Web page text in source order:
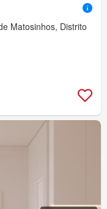
Matosinhos, Distrito